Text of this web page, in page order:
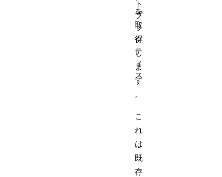
を
取
得
し
ま
す
。
こ
れ
は
既
存
ト
プ
ラ
ク
テ
ィ
ス